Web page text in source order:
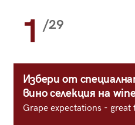
1 /29
Избери от
вино селекция на
Grape expectations - great